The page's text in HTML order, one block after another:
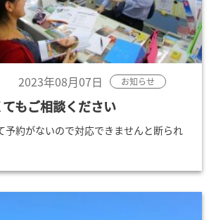
2023年08月07日 お知らせ
もご相談ください
予約がないので対応できませんと断られ